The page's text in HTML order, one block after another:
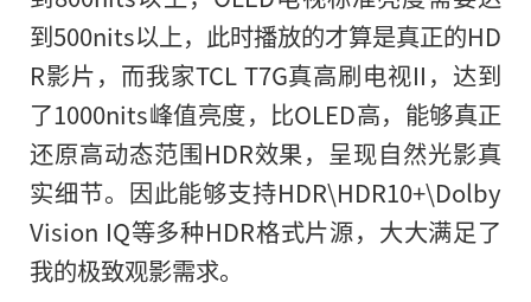
到500nits以上，此时播放的才算是真正的HD
R影片，而我家TCL T7G真高刷电视II，达到
了1000nits峰值亮度，比OLED高，能够真正
还原高动态范围HDR效果，呈现自然光影真
实细节。因此能够支持HDR\HDR10+\Dolby
Vision IQ等多种HDR格式片源，大大满足了
我的极致观影需求。